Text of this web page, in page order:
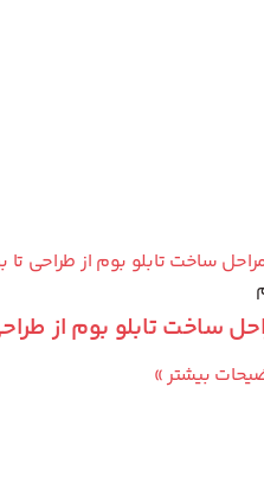
ساخت تابلو بوم از
بیشتر »